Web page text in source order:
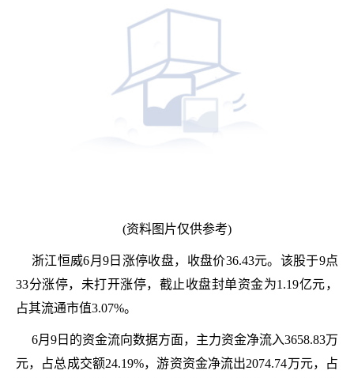
(资料图片仅供参考)
浙江恒威6月9日涨停收盘，收盘价36.43元。该股于9点
33分涨停，未打开涨停，截止收盘封单资金为1.19亿元，
占其流通市值3.07%。
6月9日的资金流向数据方面，主力资金净流入3658.83万
元，占总成交额24.19%，游资资金净流出2074.74万元，占